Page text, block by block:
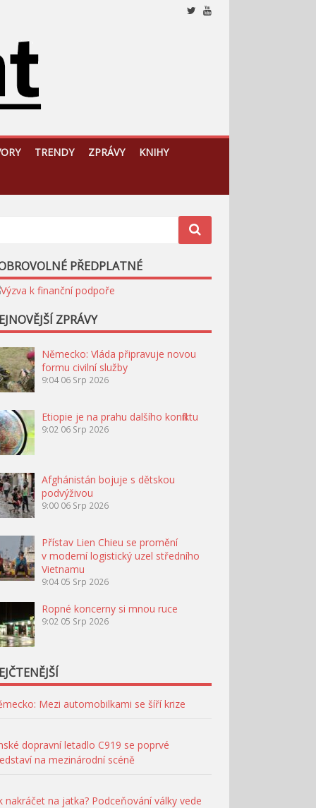
TRENDY ZPRÁVY KNIHY
PŘEDPLATNÉ
ZPRÁVY
Německo: Vláda připravuje novou
formu civilní služby
9:04 06 Srp 2026
Etiopie je na prahu dalšího konfliktu
9:02 06 Srp 2026
Afghánistán bojuje s dětskou
podvýživou
9:00 06 Srp 2026
Přístav Lien Chieu se promění
v moderní logistický uzel středního
Vietnamu
9:04 05 Srp 2026
Ropné koncerny si mnou ruce
9:02 05 Srp 2026
Mezi automobilkami se šíří krize
dopravní letadlo C919 se poprvé
na mezinárodní scéně
nakráčet na jatka? Podceňování války vede